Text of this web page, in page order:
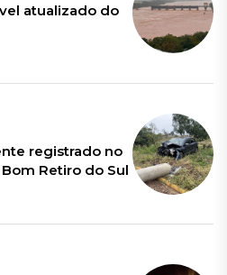
atualizado do
registrado no
Retiro do Sul